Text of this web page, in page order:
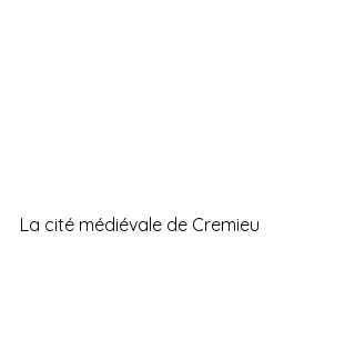
La cité médiévale de Cremieu